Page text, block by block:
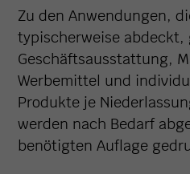
Zu den Anwendungen,
typischerweise abdeckt,
Geschäftsausstattung,
Werbemittel und
Produkte je
werden nach Bedarf
benötigten Auflage